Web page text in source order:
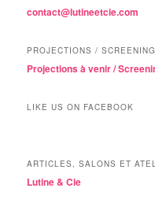
contact@lutineetcie.com
PROJECTIONS /
Projections à venir /
LIKE US ON FACEBOOK
ARTICLES, SALONS ET
Lutine & Cie